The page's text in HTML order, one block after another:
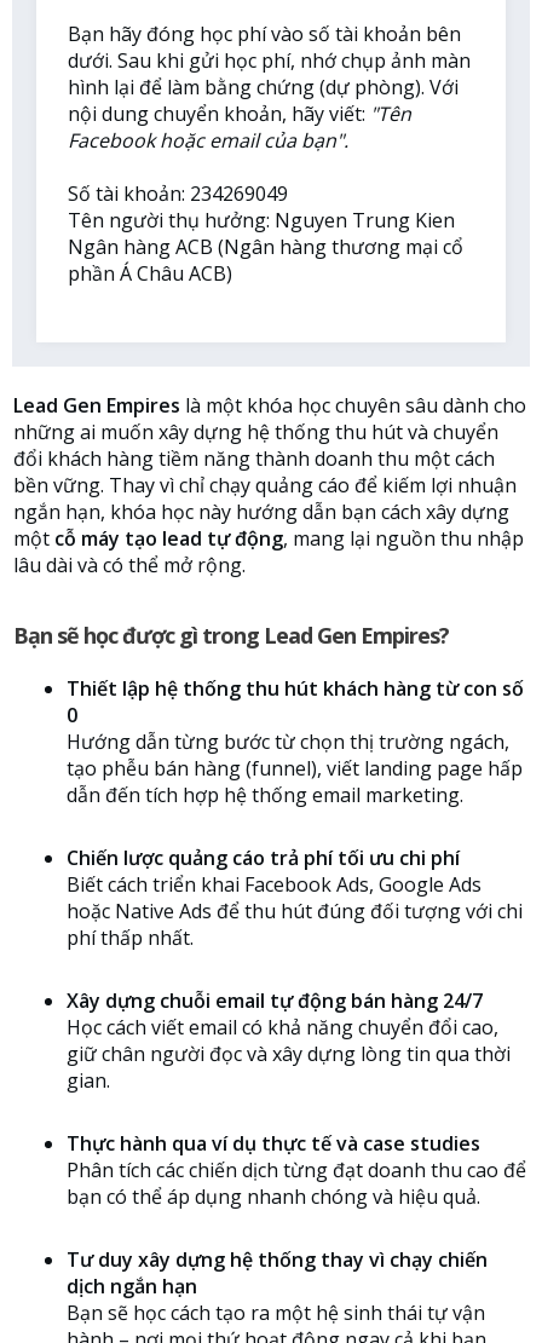
Bạn hãy đóng học phí vào số tài khoản bên
dưới. Sau khi gửi học phí, nhớ chụp ảnh màn
hình lại để làm bằng chứng (dự phòng). Với
nội dung chuyển khoản, hãy viết: "Tên
Facebook hoặc email của bạn".
Số tài khoản: 234269049
Tên người thụ hưởng: Nguyen Trung Kien
Ngân hàng ACB (Ngân hàng thương mại cổ
phần Á Châu ACB)
Lead Gen Empires là một khóa học chuyên sâu dành cho
những ai muốn xây dựng hệ thống thu hút và chuyển
đổi khách hàng tiềm năng thành doanh thu một cách
bền vững. Thay vì chỉ chạy quảng cáo để kiếm lợi nhuận
ngắn hạn, khóa học này hướng dẫn bạn cách xây dựng
một cỗ máy tạo lead tự động, mang lại nguồn thu nhập
lâu dài và có thể mở rộng.
Bạn sẽ học được gì trong Lead Gen Empires?
Thiết lập hệ thống thu hút khách hàng từ con số
0
Hướng dẫn từng bước từ chọn thị trường ngách,
tạo phễu bán hàng (funnel), viết landing page hấp
dẫn đến tích hợp hệ thống email marketing.
Chiến lược quảng cáo trả phí tối ưu chi phí
Biết cách triển khai Facebook Ads, Google Ads
hoặc Native Ads để thu hút đúng đối tượng với chi
phí thấp nhất.
Xây dựng chuỗi email tự động bán hàng 24/7
Học cách viết email có khả năng chuyển đổi cao,
giữ chân người đọc và xây dựng lòng tin qua thời
gian.
Thực hành qua ví dụ thực tế và case studies
Phân tích các chiến dịch từng đạt doanh thu cao để
bạn có thể áp dụng nhanh chóng và hiệu quả.
Tư duy xây dựng hệ thống thay vì chạy chiến
dịch ngắn hạn
Bạn sẽ học cách tạo ra một hệ sinh thái tự vận